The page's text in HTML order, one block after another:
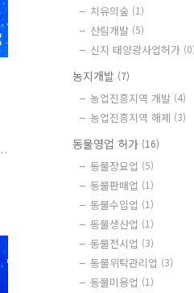
치유의숲 (1)
산림개발 (5)
신지 태양광사업허가 (0)
농지개발 (7)
농업진흥지역 개발 (4)
농업진흥지역 해제 (3)
동물영업 허가 (16)
동물장묘업 (5)
동물판매업 (1)
동물수입업 (1)
동물생산업 (1)
동물전시업 (3)
동물위탁관리업 (3)
동물미용업 (1)